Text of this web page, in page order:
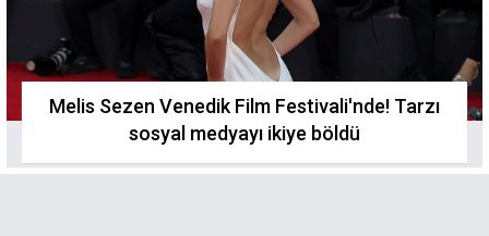
Melis Sezen Venedik Film Festivali'nde! Tarzı
sosyal medyayı ikiye böldü